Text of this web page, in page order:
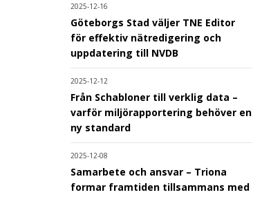
2025-12-16
Göteborgs Stad väljer TNE Editor
för effektiv nätredigering och
uppdatering till NVDB
2025-12-12
Från Schabloner till verklig data –
varför miljörapportering behöver en
ny standard
2025-12-08
Samarbete och ansvar – Triona
formar framtiden tillsammans med